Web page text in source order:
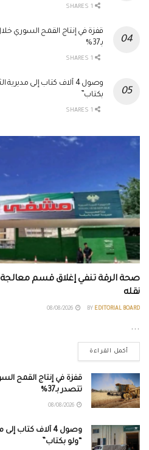
بـ37%
وصول 4 آلاف كتاب إلى
بكتاب”
صحة الرقة تنفي إغلاق قسم
نقله
BY EDITORIAL BOARD
...
أكمل القراءة
تتصدر بـ37%
وصول 4 آلاف كتاب
“ولو بكتاب”